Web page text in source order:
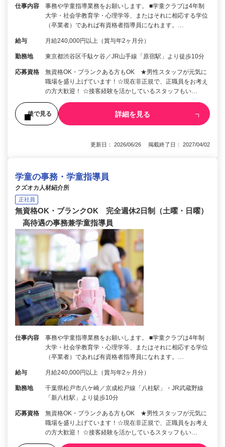
仕事内容
事務や学童指導業務をお願いします。 ■学童クラブは4年制
大学・社会学教育学・心理学等、またはそれに相応する学位
（卒業者）であれば有資格者指導員になれます。…
給与 月給240,000円以上（賞与年2ヶ月分）
勤務地 東京都渋谷区千駄ケ谷／JR山手線「原宿駅」より徒歩10分
応募資格
無資格OK・ブランクある方もOK ★男性スタッフが元気に
職場を盛り上げています！☆現在非正規で、正職員をお考え
の方大歓迎！ ☆接客経験を活かしているスタッフもい…
後で見る 詳細を見る
更新日： 2026/06/26 掲載終了日： 2027/04/02
学童の事務・学童指導員
クズオカ人材紹介所
正社員
無資格OK・ブランクOK 完全週休2日制（土曜・日曜）
高待遇の事務兼学童指導員
仕事内容
事務や学童指導業務をお願いします。 ■学童クラブは4年制
大学・社会学教育学・心理学等、またはそれに相応する学位
（卒業者）であれば有資格者指導員になれます。…
給与 月給240,000円以上（賞与年2ヶ月分）
勤務地
千葉県松戸市八ケ崎／京成松戸線「八柱駅」・JR武蔵野線
「新八柱駅」より徒歩10分
応募資格
無資格OK・ブランクある方もOK ★男性スタッフが元気に
職場を盛り上げています！☆現在非正規で、正職員をお考え
の方大歓迎！ ☆接客経験を活かしているスタッフもい…